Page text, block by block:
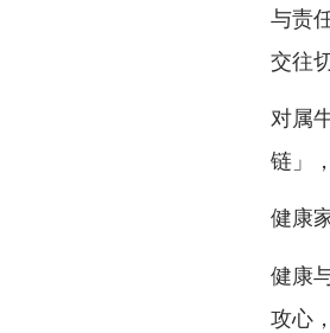
与责
交往
对属
链」
健康
健康
攻心